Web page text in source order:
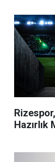
Hazırlık